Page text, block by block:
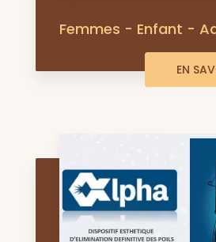
Femmes - Enfant -
EN